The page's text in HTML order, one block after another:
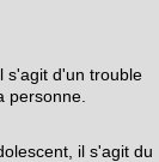
s'agit d'un trouble
personne.
il s'agit du